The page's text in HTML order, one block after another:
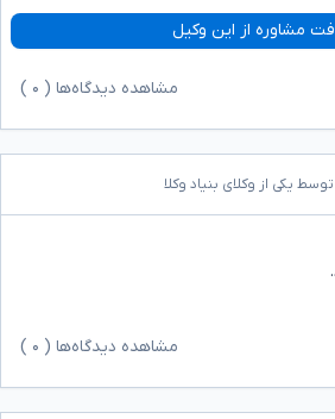
مشاوره از این وکیل
مشاهده دیدگاه‌ها ( ۰
یکی از وکلای بنیاد وکلا
مشاهده دیدگاه‌ها ( ۰